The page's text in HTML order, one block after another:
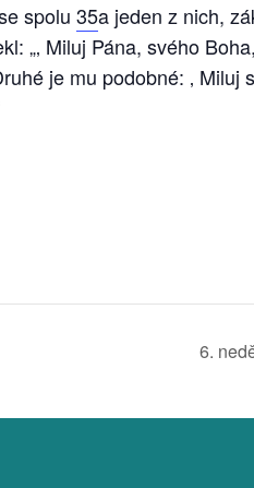
spolu 35a jeden z nich,
„‚ Miluj Pána, svého
je mu podobné: ‚ Miluj
6.